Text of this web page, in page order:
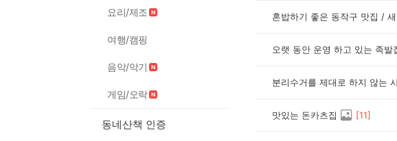
요리/제조
여행/캠핑
음악/악기
게임/오락
동네산책 인증
오랫 동안 운영 하고 있는 족발
분리수거를 제대로 하지 않는
맛있는 돈카츠집 [11]